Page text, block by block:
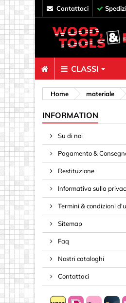
contattaci
CLASSI
Home materiale
INFORMATION
Su di noi
Pagamento &
Restituzione
Informativa sulla
Termini & condizioni
Sitemap
Faq
Nostri cataloghi
Contattaci